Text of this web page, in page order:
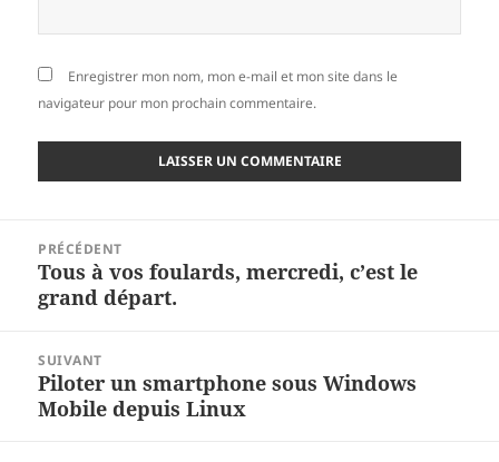
Enregistrer mon nom, mon e-mail et mon site dans le
navigateur pour mon prochain commentaire.
l’article
PRÉCÉDENT
Article
précédent :
Tous à vos foulards, mercredi, c’est le
grand départ.
SUIVANT
Article
suivant :
Piloter un smartphone sous Windows
Mobile depuis Linux